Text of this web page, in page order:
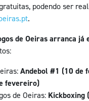
podendo ser
.
de Oeiras arranca
Andebol #1 (10 de
fevereiro)
de Oeiras: Kickboxing